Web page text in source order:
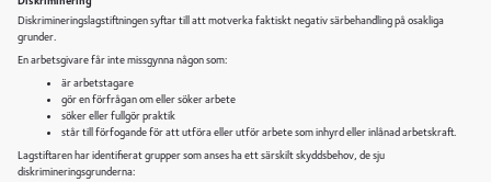
Diskrimineringslagstiftningen syftar till att motverka faktiskt negativ särbehandling på osakliga
grunder.
En arbetsgivare får inte missgynna någon som:
är arbetstagare
gör en förfrågan om eller söker arbete
söker eller fullgör praktik
står till förfogande för att utföra eller utför arbete som inhyrd eller inlånad arbetskraft.
Lagstiftaren har identifierat grupper som anses ha ett särskilt skyddsbehov, de sju
diskrimineringsgrunderna: